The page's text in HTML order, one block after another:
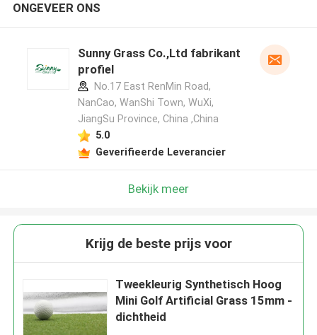
ONGEVEER ONS
Sunny Grass Co.,Ltd fabrikant
profiel
No.17 East RenMin Road,
NanCao, WanShi Town, WuXi,
JiangSu Province, China ,China
5.0
Geverifieerde Leverancier
Bekijk meer
Krijg de beste prijs voor
Tweekleurig Synthetisch Hoog
Mini Golf Artificial Grass 15mm -
dichtheid